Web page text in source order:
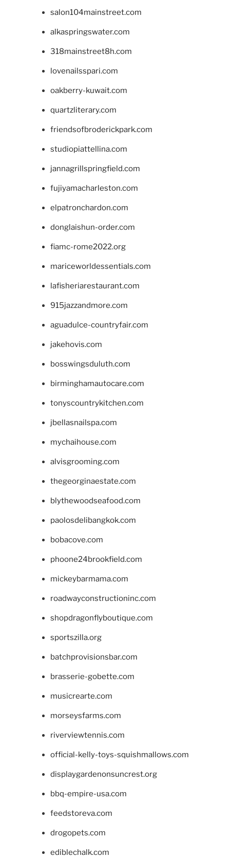
salon104mainstreet.com
alkaspringswater.com
318mainstreet8h.com
lovenailsspari.com
oakberry-kuwait.com
quartzliterary.com
friendsofbroderickpark.com
studiopiattellina.com
jannagrillspringfield.com
fujiyamacharleston.com
elpatronchardon.com
donglaishun-order.com
fiamc-rome2022.org
mariceworldessentials.com
lafisheriarestaurant.com
915jazzandmore.com
aguadulce-countryfair.com
jakehovis.com
bosswingsduluth.com
birminghamautocare.com
tonyscountrykitchen.com
jbellasnailspa.com
mychaihouse.com
alvisgrooming.com
thegeorginaestate.com
blythewoodseafood.com
paolosdelibangkok.com
bobacove.com
phoone24brookfield.com
mickeybarmama.com
roadwayconstructioninc.com
shopdragonflyboutique.com
sportszilla.org
batchprovisionsbar.com
brasserie-gobette.com
musicrearte.com
morseysfarms.com
riverviewtennis.com
official-kelly-toys-squishmallows.com
displaygardenonsuncrest.org
bbq-empire-usa.com
feedstoreva.com
drogopets.com
ediblechalk.com